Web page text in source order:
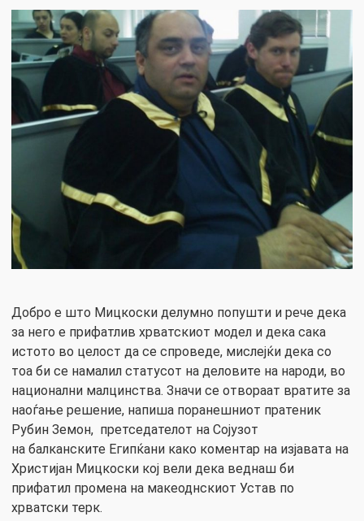
Добро е што Мицкоски делумно попушти и рече дека
за него е прифатлив хрватскиот модел и дека сака
истото во целост да се спроведе, мислејќи дека со
тоа би се намалил статусот на деловите на народи, во
национални малцинства. Значи се отвораат вратите за
наоѓање решение, напиша поранешниот пратеник
Рубин Земон, претседателот на Сојузот
на балканските Египќани како коментар на изјавата на
Христијан Мицкоски кој вели дека веднаш би
прифатил промена на макеоднскиот Устав по
хрватски терк.